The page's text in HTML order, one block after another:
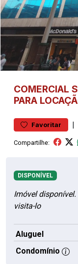
COMERCIAL
PARA
Favoritar |
Compartilhe:
DISPONÍVEL
Imóvel
visita-lo
Aluguel
Condomínio